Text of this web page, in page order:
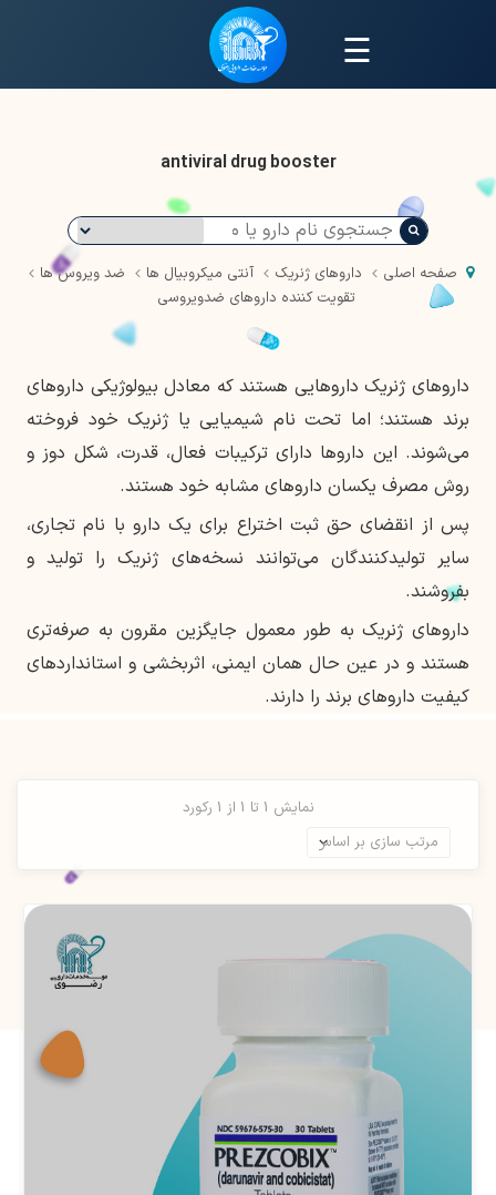
☰
antiviral drug booster
صفحه اصلی داروهای ژنریک آنتی میکروبیال ها
ضد ویروس ها
تقویت کننده داروهای ضدویروسی
داروهای ژنریک داروهایی هستند که معادل بیولوژیکی داروهای
برند هستند؛ اما تحت نام شیمیایی یا ژنریک خود فروخته
می‌شوند. این داروها دارای ترکیبات فعال، قدرت، شکل دوز و
روش مصرف یکسان داروهای مشابه خود هستند.
پس از انقضای حق ثبت اختراع برای یک دارو با نام تجاری،
سایر تولیدکنندگان می‌توانند نسخه‌های ژنریک را تولید و
بفروشند.
داروهای ژنریک به طور معمول جایگزین مقرون به صرفه‌تری
هستند و در عین حال همان ایمنی، اثربخشی و استانداردهای
کیفیت داروهای برند را دارند.
نمایش 1 تا 1 از 1 رکورد